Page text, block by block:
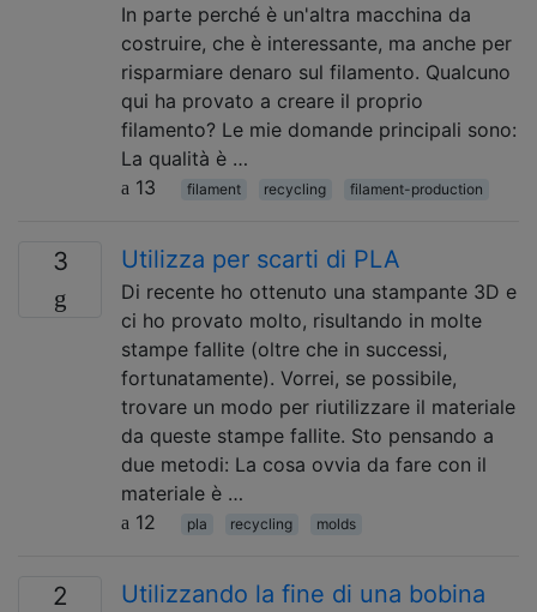
In parte perché è un'altra macchina da
costruire, che è interessante, ma anche per
risparmiare denaro sul filamento. Qualcuno
qui ha provato a creare il proprio
filamento? Le mie domande principali sono:
La qualità è …
13
filament recycling filament-production
3 Utilizza per scarti di PLA
Di recente ho ottenuto una stampante 3D e
ci ho provato molto, risultando in molte
stampe fallite (oltre che in successi,
fortunatamente). Vorrei, se possibile,
trovare un modo per riutilizzare il materiale
da queste stampe fallite. Sto pensando a
due metodi: La cosa ovvia da fare con il
materiale è …
12
pla recycling molds
2 Utilizzando la fine di una bobina